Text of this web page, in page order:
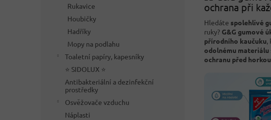
Rukavice
Houbičky
Hadříky
Mopy na podlahu
Toaletní papíry, kapesníky
⭐ SIDOLUX ⭐
Antibakteriální a dezinfekční
prostředky
Osvěžovače vzduchu
Náplasti
ochrana při
Hledáte spolehlivé
ruky? G&G gumové
přírodního kaučuku,
odolnému materiálu
ochranu před